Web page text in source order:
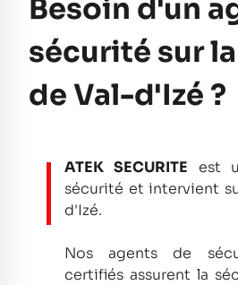
Besoin d'un
sécurité sur
de Val-d'Izé ?
ATEK SECURITE est
sécurité et intervient
d'Izé.
Nos agents de
certifiés assurent la